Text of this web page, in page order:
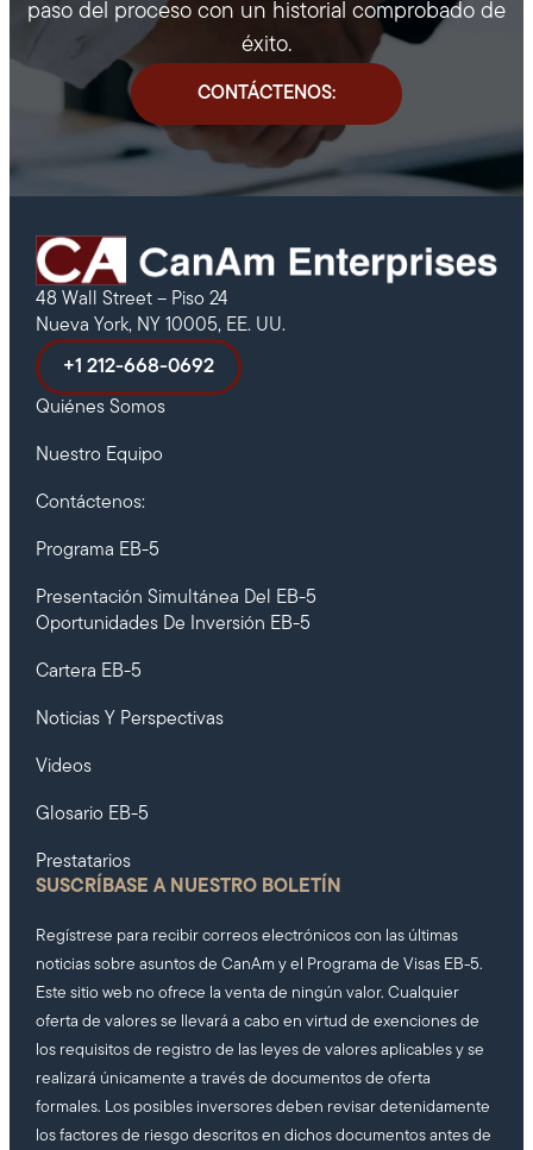
paso del proceso con un historial comprobado de
éxito.
CONTÁCTENOS:
48 Wall Street – Piso 24
Nueva York, NY 10005, EE. UU.
+1 212-668-0692
Quiénes Somos
Nuestro Equipo
Contáctenos:
Programa EB-5
Presentación Simultánea Del EB-5
Oportunidades De Inversión EB-5
Cartera EB-5
Noticias Y Perspectivas
Videos
Glosario EB-5
Prestatarios
SUSCRÍBASE A NUESTRO BOLETÍN
Regístrese para recibir correos electrónicos con las últimas
noticias sobre asuntos de CanAm y el Programa de Visas EB-5.
Este sitio web no ofrece la venta de ningún valor. Cualquier
oferta de valores se llevará a cabo en virtud de exenciones de
los requisitos de registro de las leyes de valores aplicables y se
realizará únicamente a través de documentos de oferta
formales. Los posibles inversores deben revisar detenidamente
los factores de riesgo descritos en dichos documentos antes de